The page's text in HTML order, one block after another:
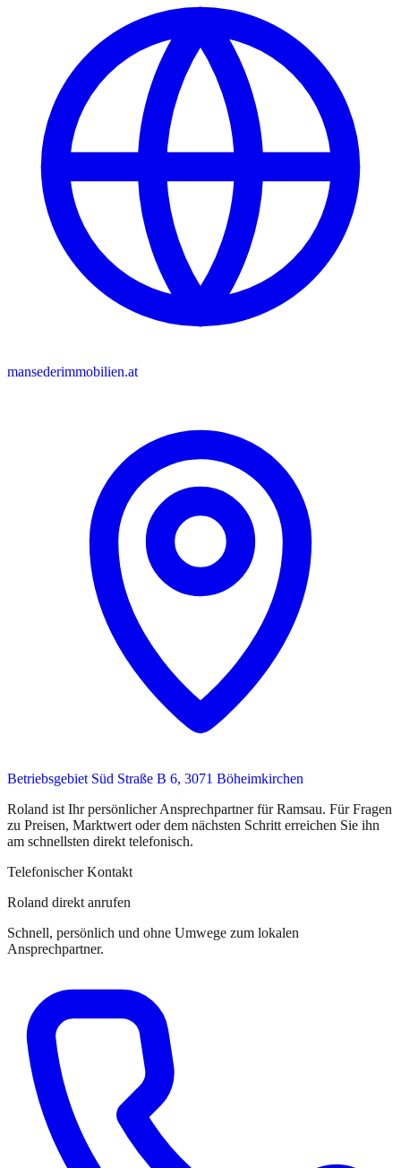
mansederimmobilien.at
Betriebsgebiet Süd Straße B 6, 3071 Böheimkirchen
Roland ist Ihr persönlicher Ansprechpartnerfür Ramsau. Für Fragen
zu Preisen, Marktwert oder dem nächsten Schritt erreichen Sie ihn
am schnellsten direkt telefonisch.
Telefonischer Kontakt
Roland direkt anrufen
Schnell, persönlich und ohne Umwege zum lokalen
Ansprechpartner.